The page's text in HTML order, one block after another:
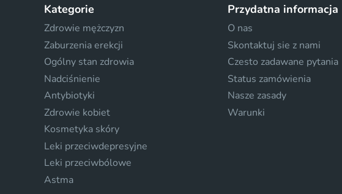
Kategorie
Zdrowie mężczyzn
Zaburzenia erekcji
Ogólny stan zdrowia
Nadciśnienie
Antybiotyki
Zdrowie kobiet
Kosmetyka skóry
Leki przeciwdepresyjne
Leki przeciwbólowe
Astma
Przydatna informacja
O nas
Skontaktuj sie z nami
Czesto zadawane pytania
Status zamówienia
Nasze zasady
Warunki